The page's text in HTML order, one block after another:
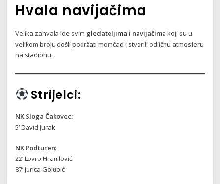
Hvala navijačima
Velika zahvala ide svim gledateljima i navijačima koji su u
velikom broju došli podržati momčad i stvorili odličnu atmosferu
na stadionu.
Strijelci:
NK Sloga Čakovec:
5’ David Jurak
NK Podturen:
22’ Lovro Hranilović
87’ Jurica Golubić